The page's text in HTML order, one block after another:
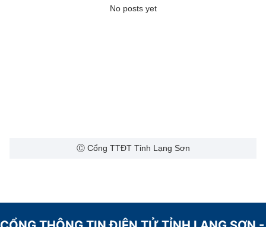
No posts yet
Ⓒ Cổng TTĐT Tỉnh Lạng Sơn